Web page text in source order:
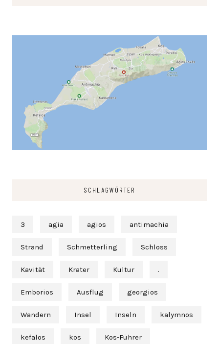
SCHLAGWÖRTER
3 agia agios antimachia
Strand Schmetterling Schloss
Kavität Krater Kultur .
Emborios Ausflug georgios
Wandern Insel Inseln kalymnos
kefalos kos Kos-Führer